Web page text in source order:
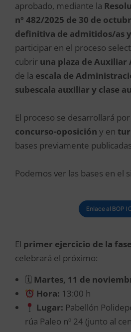
aprobado, mediante la
nº 482/2025 de 30 de
definitiva de admitidos/as
participar en el proceso
cubrir una plaza de
de la escala de
subescala auxiliar y clase
El proceso se desarrollará
concurso-oposición y en
bases previamente
Podemos ver las bases en el
Enlace al BOP |
El primer ejercicio de la
celebrará el próximo:
🗓 Martes, 11 de
Hora: 13:00 h
Lugar: Pabellón
rúa Paleo nº 24 (junto al